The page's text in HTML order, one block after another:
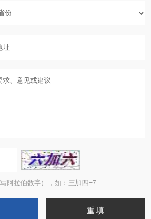
阿拉伯数字），如：三加四=7